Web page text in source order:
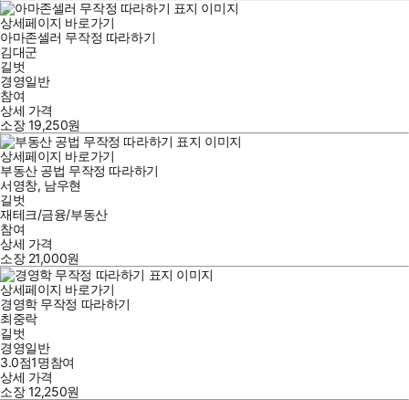
상세페이지 바로가기
아마존셀러 무작정 따라하기
김대군
길벗
경영일반
참여
상세 가격
소장19,250원
상세페이지 바로가기
부동산 공법 무작정 따라하기
서영창, 남우현
길벗
재테크/금융/부동산
참여
상세 가격
소장 21,000원
상세페이지 바로가기
경영학 무작정 따라하기
최중락
길벗
경영일반
3.0점1명참여
상세 가격
소장12,250원